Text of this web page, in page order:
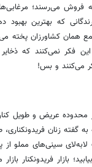
به فروش می‌رسند؛
که بهترین بهبود
همان کشاورزان
این فکر نمی‌کنند که
می‌کنند و بس!
محدوده عریض و طویل
گفته زنان
سینی‌های مملو
بازار فریدونکنار